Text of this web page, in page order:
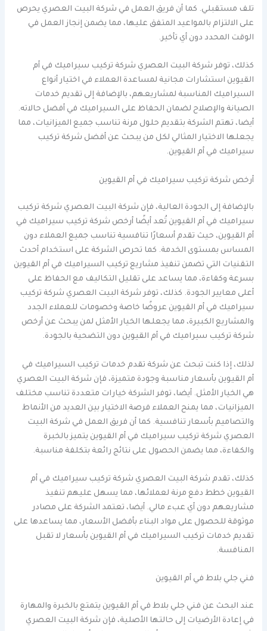
تلف مستقبلي. كما أن فريق العمل في شركة البيت العصري يحرص
على الالتزام بالمواعيد المتفق عليها، مما يضمن إنجاز العمل في
الوقت المحدد دون أي تأخير.
كذلك، توفر شركة البيت العصري شركة تركيب سيراميك في أم
القيوين استشارات مجانية لمساعدة العملاء في اختيار أنواع
السيراميك المناسبة لمشاريعهم، بالإضافة إلى تقديم خدمات
الصيانة والإصلاح لضمان الحفاظ على السيراميك في أفضل حالاته.
أيضا، تهتم الشركة بتقديم حلول مرنة تناسب جميع الميزانيات، مما
يجعلها الاختيار المثالي لكل من يبحث عن أفضل شركة تركيب
سيراميك في أم القيوين.
أرخص شركة تركيب سيراميك في أم القيوين
بالإضافة إلى الجودة العالية، فإن شركة البيت العصري شركة تركيب
سيراميك في أم القيوين تُعد أيضًا أرخص شركة تركيب سيراميك في
أم القيوين، حيث تقدم أسعارًا تنافسية تناسب جميع العملاء دون
المساس بمستوى الخدمة. كما تحرص الشركة على استخدام أحدث
التقنيات التي تضمن تنفيذ مشاريع تركيب السيراميك في أم القيوين
بسرعة وكفاءة، مما يساعد على تقليل التكاليف مع الحفاظ على
أعلى معايير الجودة. كذلك، توفر شركة البيت العصري شركة تركيب
سيراميك في أم القيوين عروضًا خاصة وخصومات للعملاء الجدد
والمشاريع الكبيرة، مما يجعلها الخيار الأمثل لمن يبحث عن أرخص
شركة تركيب سيراميك في أم القيوين دون التضحية بالجودة.
لذلك، إذا كنت تبحث عن شركة تقدم خدمات تركيب السيراميك في
أم القيوين بأسعار مناسبة وجودة متميزة، فإن شركة البيت العصري
هي الخيار الأمثل. أيضا، توفر الشركة خيارات متعددة تناسب مختلف
الميزانيات، مما يمنح العملاء فرصة الاختيار بين العديد من الأنماط
والتصاميم بأسعار تنافسية. كما أن فريق العمل في شركة البيت
العصري شركة تركيب سيراميك في أم القيوين يتميز بالخبرة
والكفاءة، مما يضمن الحصول على نتائج رائعة بتكلفة مناسبة.
كذلك، تقدم شركة البيت العصري شركة تركيب سيراميك في أم
القيوين خطط دفع مرنة لعملائها، مما يسهل عليهم تنفيذ
مشاريعهم دون أي عبء مالي. أيضا، تعتمد الشركة على مصادر
موثوقة للحصول على مواد البناء بأفضل الأسعار، مما يساعدها على
تقديم خدمات تركيب السيراميك في أم القيوين بأسعار لا تقبل
المنافسة.
فني جلي بلاط في أم القيوين
عند البحث عن فني جلي بلاط في أم القيوين يتمتع بالخبرة والمهارة
في إعادة الأرضيات إلى حالتها الأصلية، فإن شركة البيت العصري